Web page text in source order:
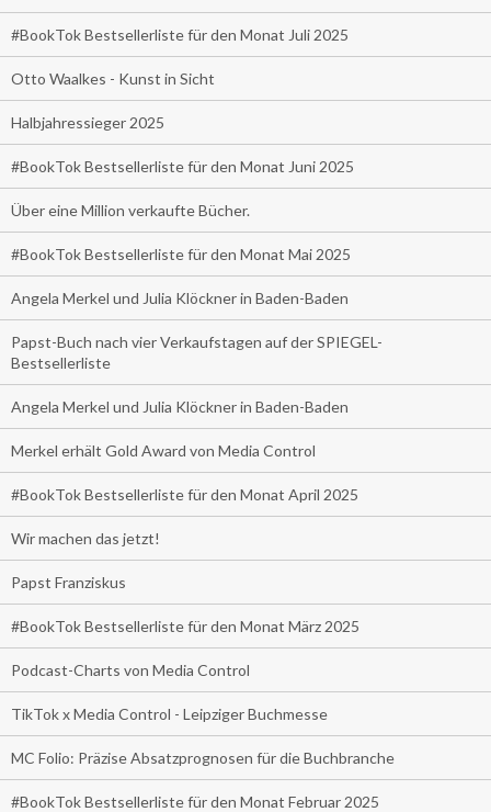
#BookTok Bestsellerliste für den Monat Juli 2025
Otto Waalkes - Kunst in Sicht
Halbjahressieger 2025
#BookTok Bestsellerliste für den Monat Juni 2025
Über eine Million verkaufte Bücher.
#BookTok Bestsellerliste für den Monat Mai 2025
Angela Merkel und Julia Klöckner in Baden-Baden
Papst-Buch nach vier Verkaufstagen auf der SPIEGEL-
Bestsellerliste
Angela Merkel und Julia Klöckner in Baden-Baden
Merkel erhält Gold Award von Media Control
#BookTok Bestsellerliste für den Monat April 2025
Wir machen das jetzt!
Papst Franziskus
#BookTok Bestsellerliste für den Monat März 2025
Podcast-Charts von Media Control
TikTok x Media Control - Leipziger Buchmesse
MC Folio: Präzise Absatzprognosen für die Buchbranche
#BookTok Bestsellerliste für den Monat Februar 2025